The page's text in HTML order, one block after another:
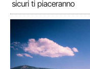
sicuri ti piaceranno